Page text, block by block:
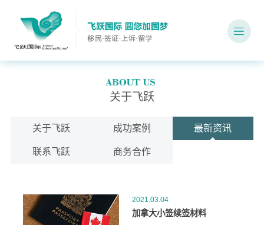
关于飞跃
关于飞跃 成功案例 最新资讯
联系飞跃 商务合作
2021.03.04
加拿大小签续签材料